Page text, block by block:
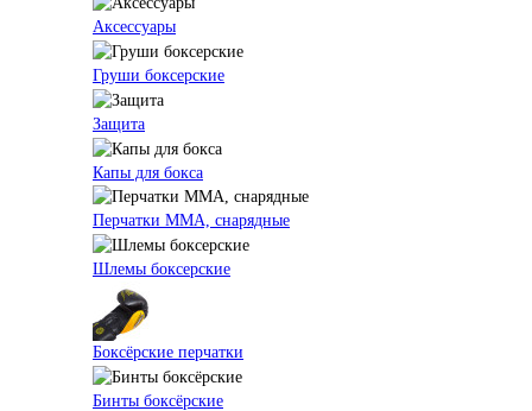
Аксессуары
Груши боксерские
Защита
Капы для бокса
Перчатки ММА, снарядные
Шлемы боксерские
Боксёрские перчатки
Бинты боксёрские